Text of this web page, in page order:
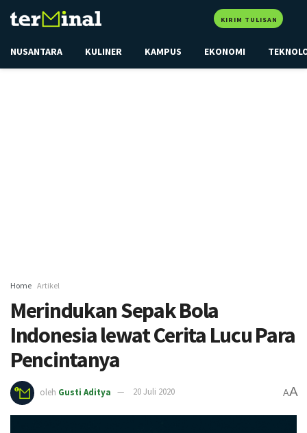
KIRIM TULISAN
NUSANTARA KULINER KAMPUS EKONOMI
Home Artikel
Merindukan Sepak Bola
Indonesia lewat Cerita Lucu Para
Pencintanya
oleh Gusti Aditya 20 Juli 2020 AA